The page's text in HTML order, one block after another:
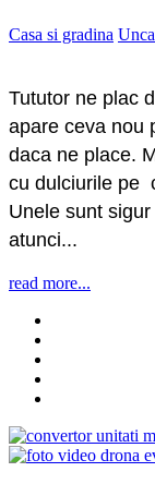
Casa si gradina
Tututor ne plac
apare ceva nou
daca ne place.
cu dulciurile pe
Unele sunt
atunci...
read more...